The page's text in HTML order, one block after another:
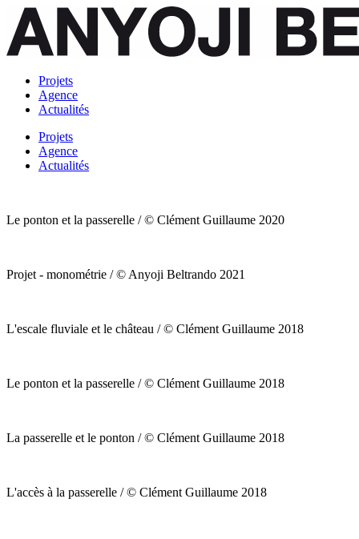
Projets
Agence
Actualités
Projets
Agence
Actualités
Le ponton et la passerelle / © Clément Guillaume 2020
Projet - monométrie / © Anyoji Beltrando 2021
L'escale fluviale et le château / © Clément Guillaume 2018
Le ponton et la passerelle / © Clément Guillaume 2018
La passerelle et le ponton / © Clément Guillaume 2018
L'accès à la passerelle / © Clément Guillaume 2018